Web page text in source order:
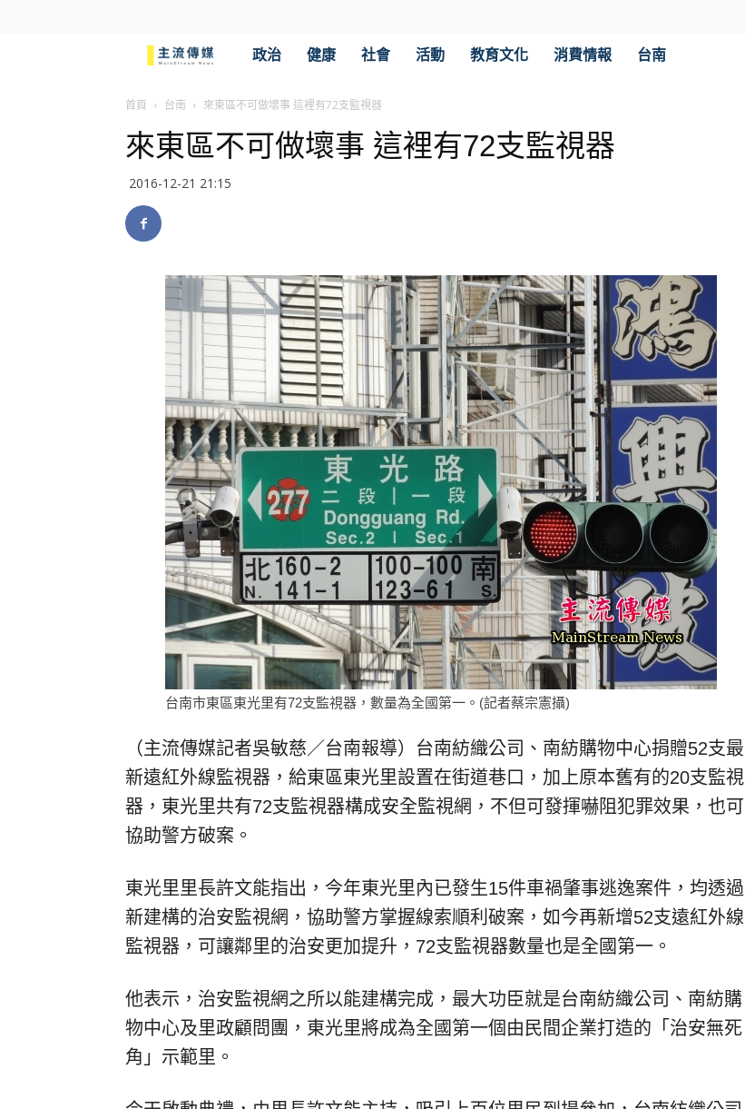
流
傳
政治 健康 社會 活動 教育文化 消費情報 台南
首頁 台南 來東區不可做壞事 這裡有72支監視器
來東區不可做壞事 這裡有72支監視器
2016-12-21 21:15
台南市東區東光里有72支監視器，數量為全國第一。(記者蔡宗憲攝)
（主流傳媒記者吳敏慈／台南報導）台南紡織公司、南紡購物中心捐贈52支最
新遠紅外線監視器，給東區東光里設置在街道巷口，加上原本舊有的20支監視
器，東光里共有72支監視器構成安全監視網，不但可發揮嚇阻犯罪效果，也可
協助警方破案。
東光里里長許文能指出，今年東光里內已發生15件車禍肇事逃逸案件，均透過
新建構的治安監視網，協助警方掌握線索順利破案，如今再新增52支遠紅外線
監視器，可讓鄰里的治安更加提升，72支監視器數量也是全國第一。
他表示，治安監視網之所以能建構完成，最大功臣就是台南紡織公司、南紡購
物中心及里政顧問團，東光里將成為全國第一個由民間企業打造的「治安無死
角」示範里。